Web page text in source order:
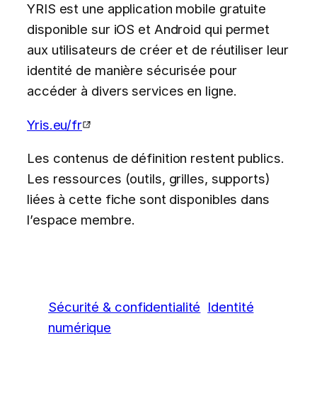
YRIS est une application mobile gratuite
disponible sur iOS et Android qui permet
aux utilisateurs de créer et de réutiliser leur
identité de manière sécurisée pour
accéder à divers services en ligne.
Yris.eu/fr
Les contenus de définition restent publics.
Les ressources (outils, grilles, supports)
liées à cette fiche sont disponibles dans
l’espace membre.
Sécurité & confidentialité Identité
numérique